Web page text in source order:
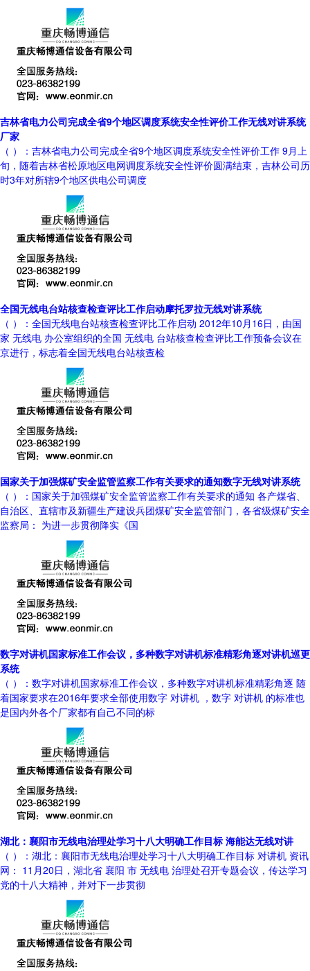
吉林省电力公司完成全省9个地区调度系统安全性评价工作无线对讲系统
厂家
（ ）：吉林省电力公司完成全省9个地区调度系统安全性评价工作 9月上
旬，随着吉林省松原地区电网调度系统安全性评价圆满结束，吉林公司历
时3年对所辖9个地区供电公司调度
全国无线电台站核查检查评比工作启动摩托罗拉无线对讲系统
（ ）：全国无线电台站核查检查评比工作启动 2012年10月16日，由国
家 无线电 办公室组织的全国 无线电 台站核查检查评比工作预备会议在
京进行，标志着全国无线电台站核查检
国家关于加强煤矿安全监管监察工作有关要求的通知数字无线对讲系统
（ ）：国家关于加强煤矿安全监管监察工作有关要求的通知 各产煤省、
自治区、直辖市及新疆生产建设兵团煤矿安全监管部门，各省级煤矿安全
监察局： 为进一步贯彻降实《国
数字对讲机国家标准工作会议，多种数字对讲机标准精彩角逐对讲机巡更
系统
（ ）：数字对讲机国家标准工作会议，多种数字对讲机标准精彩角逐 随
着国家要求在2016年要求全部使用数字 对讲机 ，数字 对讲机 的标准也
是国内外各个厂家都有自己不同的标
湖北：襄阳市无线电治理处学习十八大明确工作目标 海能达无线对讲
（ ）：湖北：襄阳市无线电治理处学习十八大明确工作目标 对讲机 资讯
网： 11月20日，湖北省 襄阳 市 无线电 治理处召开专题会议，传达学习
党的十八大精神，并对下一步贯彻